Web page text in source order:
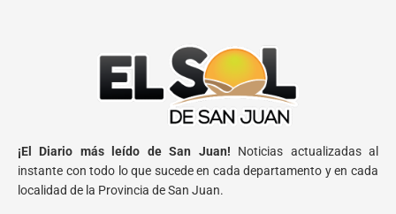
¡El Diario más leído de San Juan! Noticias actualizadas al
instante con todo lo que sucede en cada departamento y en cada
localidad de la Provincia de San Juan.